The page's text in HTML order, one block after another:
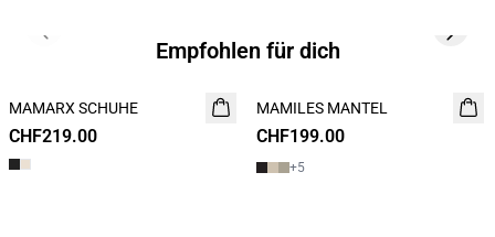
Empfohlen für dich
NEUHEIT
MAMARX SCHUHE
CHF219.00
NEUHEIT
MAMILES MANTEL
CHF199.00
+5
Previous slide Next